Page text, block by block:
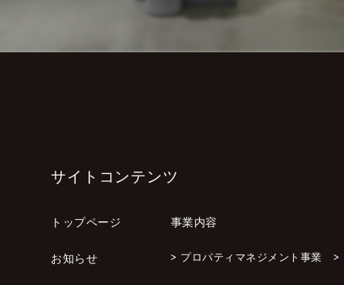
サイトコンテンツ
トップページ
お知らせ
事業内容
> プロパティマネジメント事業 >